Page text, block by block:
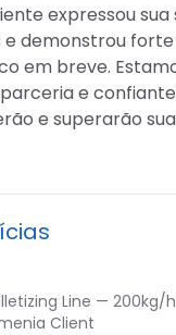
expressou
e demonstrou
em breve.
e
e superarão
Line — 200kg/
Client